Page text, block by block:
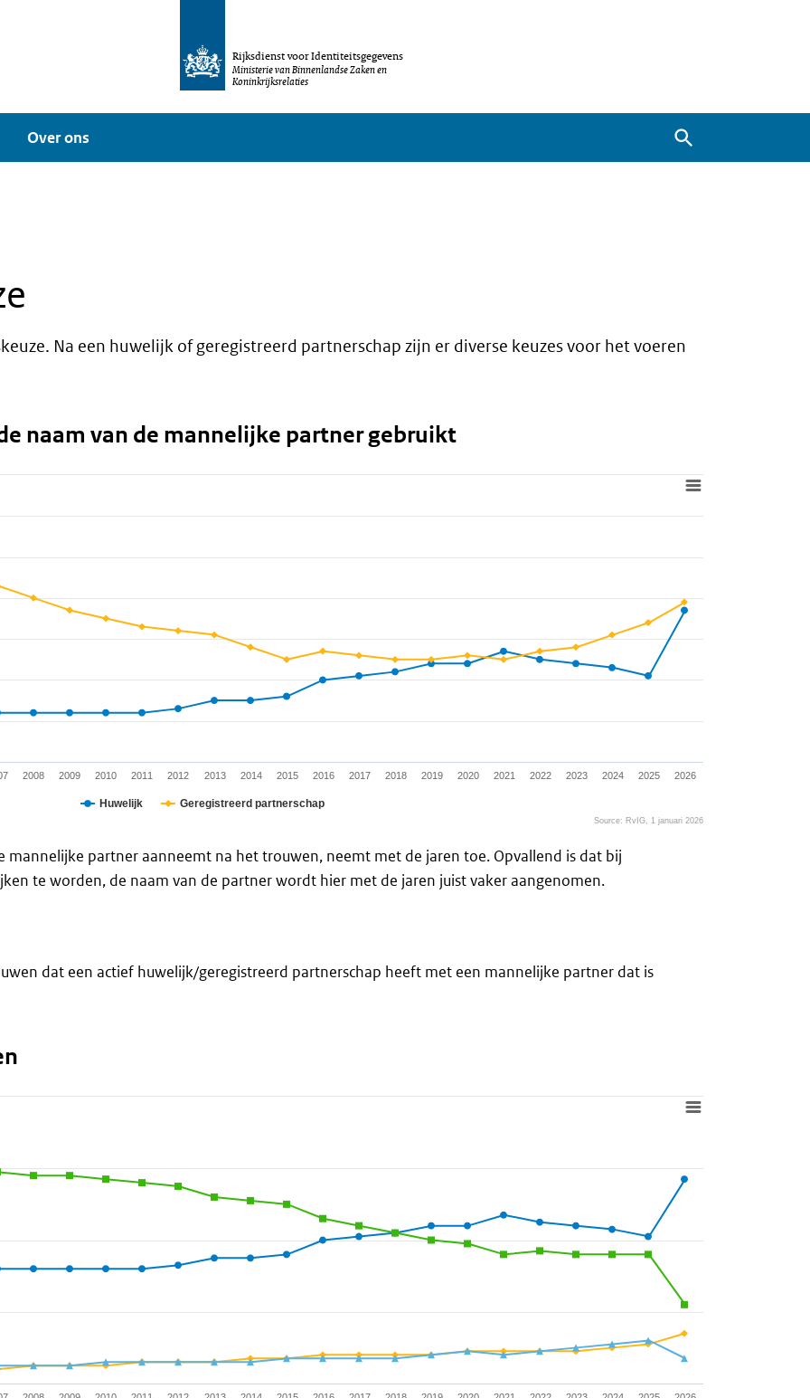
Rijksdienst voor Identiteitsgegevens
Ministerie van Binnenlandse Zaken en
Koninkrijksrelaties
Over ons
Zoeken
Na een huwelijk of geregistreerd partnerschap zijn er diverse keuzes voor het voeren
naam van de mannelijke partner gebruikt
from 30 to 81.
Huwelijk Geregistreerd partnerschap
2008 2009 2010 2011 2012 2013 2014 2015 2016 2017 2018 2019 2020 2021 2022 2023 2024 2025 2026
Source: RvIG, 1 januari 2026
mannelijke partner aanneemt na het trouwen, neemt met de jaren toe. Opvallend is dat bij
te worden, de naam van de partner wordt hier met de jaren juist vaker aangenomen.
dat een actief huwelijk/geregistreerd partnerschap heeft met een mannelijke partner dat is